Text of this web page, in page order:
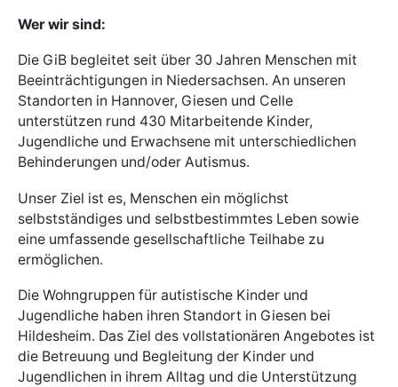
Wer wir sind:
Die GiB begleitet seit über 30 Jahren Menschen mit
Beeinträchtigungen in Niedersachsen. An unseren
Standorten in Hannover, Giesen und Celle
unterstützen rund 430 Mitarbeitende Kinder,
Jugendliche und Erwachsene mit unterschiedlichen
Behinderungen und/oder Autismus.
Unser Ziel ist es, Menschen ein möglichst
selbstständiges und selbstbestimmtes Leben sowie
eine umfassende gesellschaftliche Teilhabe zu
ermöglichen.
Die Wohngruppen für autistische Kinder und
Jugendliche haben ihren Standort in Giesen bei
Hildesheim. Das Ziel des vollstationären Angebotes ist
die Betreuung und Begleitung der Kinder und
Jugendlichen in ihrem Alltag und die Unterstützung